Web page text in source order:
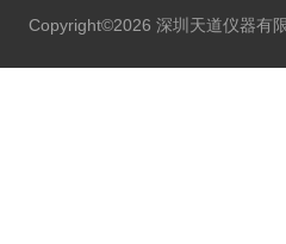
Copyright©2026 深圳天道仪器有